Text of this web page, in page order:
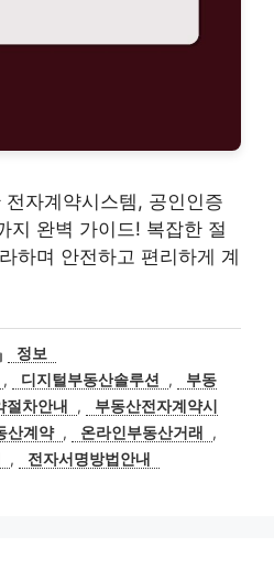
자계약시스템, 공인인증
지 완벽 가이드! 복잡한 절
하며 안전하고 편리하게 계
카
테
고
리
정보
, 디지털부동산솔루션 ,
부동
절차안내 ,
부동산전자계약시
산계약 , 온라인부동산거래
,
, 전자서명방법안내